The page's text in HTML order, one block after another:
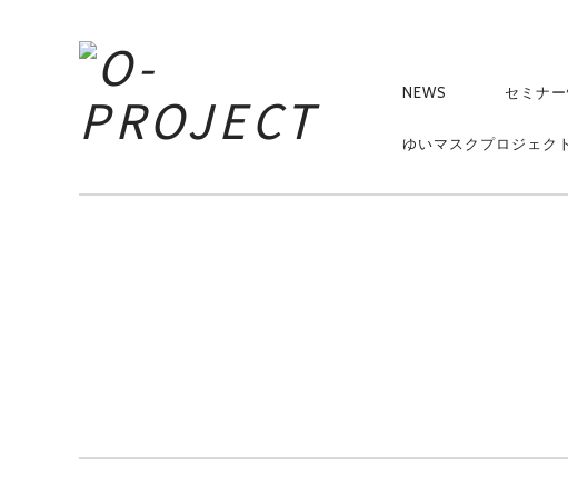
NEWS セミナ
ゆいマスクプロジェクト